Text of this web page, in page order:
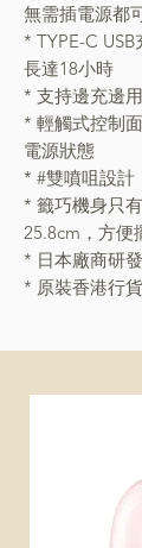
無需插電源都
* TYPE-C
長達18小時
* 支持邊充邊
* 輕觸式控制
電源狀態
* #雙噴咀設計
* 籤巧機身只
25.8cm，方便
* 日本廠商研
* 原裝香港行